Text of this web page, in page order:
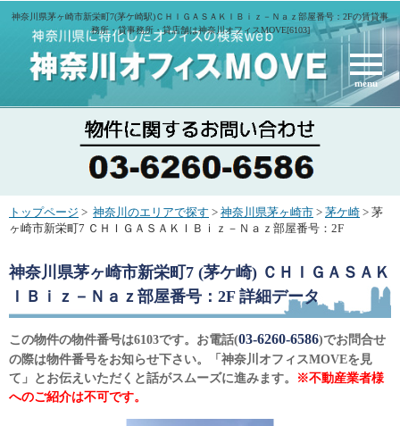
神奈川県茅ヶ崎市新栄町7(茅ケ崎駅)ＣＨＩＧＡＳＡＫＩＢｉｚ－Ｎａｚ部屋番号：2Fの賃貸事
務所・貸事務所・貸店舗は神奈川オフィスMOVE[6103]
menu
トップページ > 神奈川のエリアで探す > 神奈川県茅ヶ崎市 > 茅ケ崎 > 茅
ヶ崎市新栄町7 ＣＨＩＧＡＳＡＫＩＢｉｚ－Ｎａｚ部屋番号：2F
神奈川県茅ヶ崎市新栄町7 (茅ケ崎) ＣＨＩＧＡＳＡＫ
ＩＢｉｚ－Ｎａｚ部屋番号：2F詳細データ
この物件の物件番号は6103です。お電話(03-6260-6586)でお問合せ
の際は物件番号をお知らせ下さい。「神奈川オフィスMOVEを見
て」とお伝えいただくと話がスムーズに進みます。
※不動産業者様
へのご紹介は不可です。